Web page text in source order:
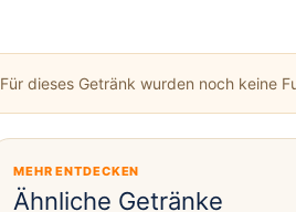
Für dieses Getränk wurden noch keine
MEHR ENTDECKEN
Ähnliche Getränke